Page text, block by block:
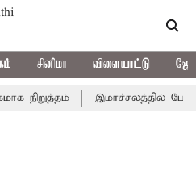
சினிமா விளையாட்டு
இமாச்சலத்தில் பேருந்து